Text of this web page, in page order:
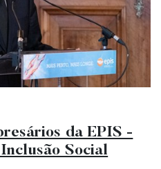
da EPIS -
Social